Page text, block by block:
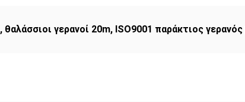
, θαλάσσιοι γερανοί 20m, ISO9001 παράκτιος